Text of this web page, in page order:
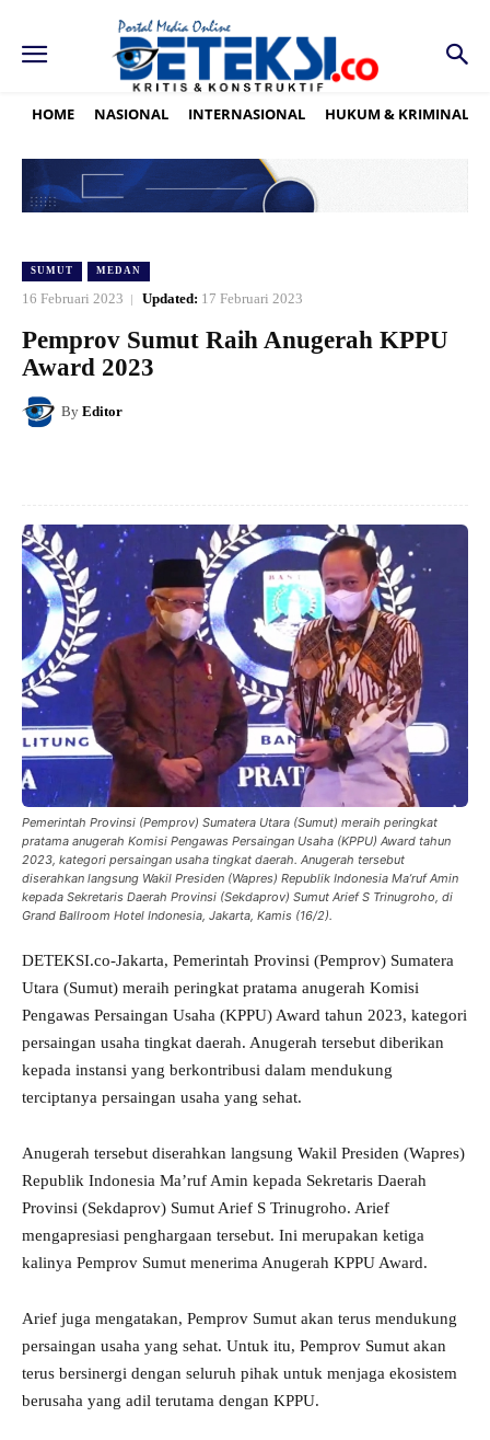
HOME NASIONAL INTERNASIONAL HUKUM & KRIMINAL
SUMUT MEDAN
16 Februari 2023 Updated: 17 Februari 2023
Pemprov Sumut Raih Anugerah KPPU
Award 2023
By Editor
Pemerintah Provinsi (Pemprov) Sumatera Utara (Sumut) meraih peringkat
pratama anugerah Komisi Pengawas Persaingan Usaha (KPPU) Award tahun
2023, kategori persaingan usaha tingkat daerah. Anugerah tersebut
diserahkan langsung Wakil Presiden (Wapres) Republik Indonesia Ma’ruf Amin
kepada Sekretaris Daerah Provinsi (Sekdaprov) Sumut Arief S Trinugroho, di
Grand Ballroom Hotel Indonesia, Jakarta, Kamis (16/2).
DETEKSI.co-Jakarta, Pemerintah Provinsi (Pemprov) Sumatera
Utara (Sumut) meraih peringkat pratama anugerah Komisi
Pengawas Persaingan Usaha (KPPU) Award tahun 2023, kategori
persaingan usaha tingkat daerah. Anugerah tersebut diberikan
kepada instansi yang berkontribusi dalam mendukung
terciptanya persaingan usaha yang sehat.
Anugerah tersebut diserahkan langsung Wakil Presiden (Wapres)
Republik Indonesia Ma’ruf Amin kepada Sekretaris Daerah
Provinsi (Sekdaprov) Sumut Arief S Trinugroho. Arief
mengapresiasi penghargaan tersebut. Ini merupakan ketiga
kalinya Pemprov Sumut menerima Anugerah KPPU Award.
Arief juga mengatakan, Pemprov Sumut akan terus mendukung
persaingan usaha yang sehat. Untuk itu, Pemprov Sumut akan
terus bersinergi dengan seluruh pihak untuk menjaga ekosistem
berusaha yang adil terutama dengan KPPU.